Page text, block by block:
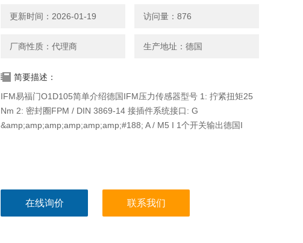
更新时间：2026-01-19 访问量：876
厂商性质：代理商 生产地址：德国
简要描述：
IFM易福门O1D105简单介绍德国IFM压力传感器型号 1: 拧紧扭矩25
Nm 2: 密封圈FPM / DIN 3869-14 接插件系统接口: G
&amp;amp;amp;amp;amp;amp;#188; A / M5 I 1个开关输出德国I
在线询价 联系我们